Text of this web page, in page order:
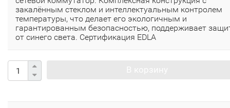
закалённым стеклом и интеллектуальным контролем
температуры, что делает его экологичным и
гарантированным безопасностью, поддерживает
от синего света. Сертификация EDLA